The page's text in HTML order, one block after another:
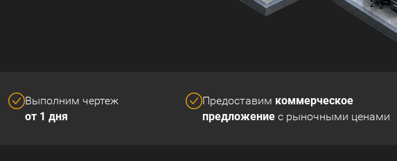
Выполним чертеж
от 1 дня
Предоставим коммерческое
предложениес рыночными ценами